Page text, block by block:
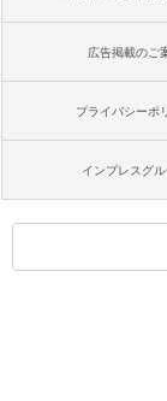
広告掲載のご
プライバシーポ
インプレスグ